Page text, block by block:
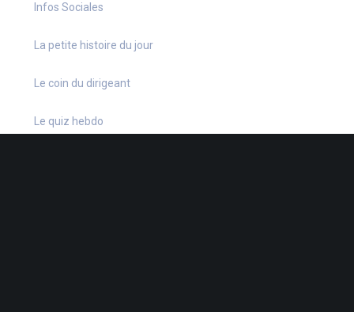
Infos Sociales
La petite histoire du jour
Le coin du dirigeant
Le quiz hebdo